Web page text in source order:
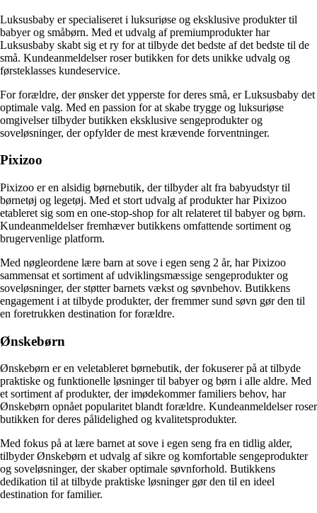
Luksusbaby er specialiseret i luksuriøse og eksklusive produkter til
babyer og småbørn. Med et udvalg af premiumprodukter har
Luksusbaby skabt sig et ry for at tilbyde det bedste af det bedste til de
små. Kundeanmeldelser roser butikken for dets unikke udvalg og
førsteklasses kundeservice.
For forældre, der ønsker det ypperste for deres små, er Luksusbaby det
optimale valg. Med en passion for at skabe trygge og luksuriøse
omgivelser tilbyder butikken eksklusive sengeprodukter og
soveløsninger, der opfylder de mest krævende forventninger.
Pixizoo
Pixizoo er en alsidig børnebutik, der tilbyder alt fra babyudstyr til
børnetøj og legetøj. Med et stort udvalg af produkter har Pixizoo
etableret sig som en one-stop-shop for alt relateret til babyer og børn.
Kundeanmeldelser fremhæver butikkens omfattende sortiment og
brugervenlige platform.
Med nøgleordene lære barn at sove i egen seng 2 år, har Pixizoo
sammensat et sortiment af udviklingsmæssige sengeprodukter og
soveløsninger, der støtter barnets vækst og søvnbehov. Butikkens
engagement i at tilbyde produkter, der fremmer sund søvn gør den til
en foretrukken destination for forældre.
Ønskebørn
Ønskebørn er en veletableret børnebutik, der fokuserer på at tilbyde
praktiske og funktionelle løsninger til babyer og børn i alle aldre. Med
et sortiment af produkter, der imødekommer familiers behov, har
Ønskebørn opnået popularitet blandt forældre. Kundeanmeldelser roser
butikken for deres pålidelighed og kvalitetsprodukter.
Med fokus på at lære barnet at sove i egen seng fra en tidlig alder,
tilbyder Ønskebørn et udvalg af sikre og komfortable sengeprodukter
og soveløsninger, der skaber optimale søvnforhold. Butikkens
dedikation til at tilbyde praktiske løsninger gør den til en ideel
destination for familier.